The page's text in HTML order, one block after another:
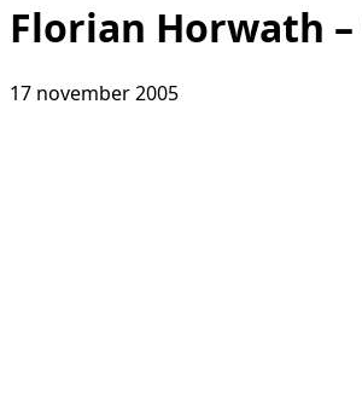
Florian Horwath –
17 november 2005